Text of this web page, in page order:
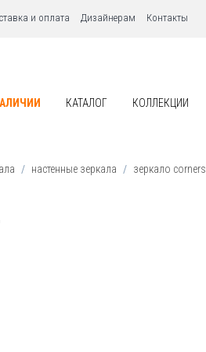
и оплата Дизайнерам Контакты
КАТАЛОГ КОЛЛЕКЦИИ
/ настенные зеркала / зеркало сorners